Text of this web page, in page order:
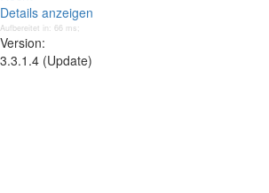
Details anzeigen
Aufbereitet in: 66 ms;
Version:
3.3.1.4 (Update)